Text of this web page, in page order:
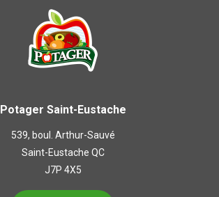
Potager Saint-Eustache
539, boul. Arthur-Sauvé
Saint-Eustache QC
J7P 4X5